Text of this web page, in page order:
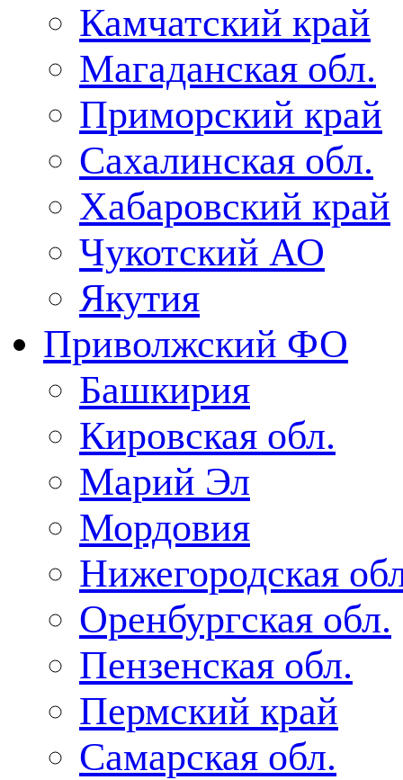
Камчатский край
Магаданская обл.
Приморский край
Сахалинская обл.
Хабаровский край
Чукотский АО
Якутия
Приволжский ФО
Башкирия
Кировская обл.
Марий Эл
Мордовия
Нижегородская
Оренбургская обл.
Пензенская обл.
Пермский край
Самарская обл.